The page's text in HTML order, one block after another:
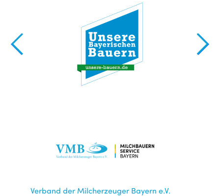
Verband der Milcherzeuger Bayern e.V.